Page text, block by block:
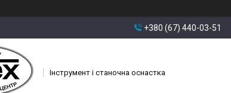
+380 (67) 440-03-51
Інструмент і станочна оснастка